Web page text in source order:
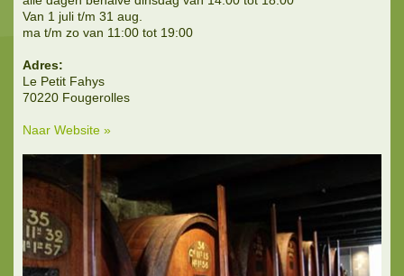
Van 1 juli t/m 31 aug.
ma t/m zo van 11:00 tot 19:00
Adres:
Le Petit Fahys
70220 Fougerolles
Naar Website »